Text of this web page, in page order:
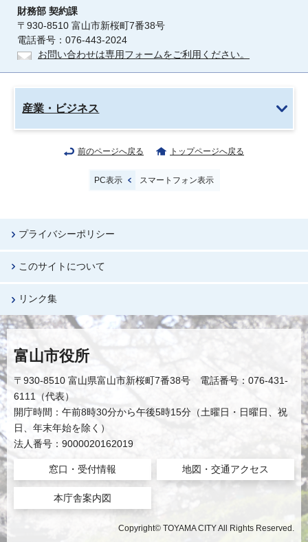
財務部 契約課
〒930-8510 富山市新桜町7番38号
電話番号：076-443-2024
お問い合わせは専用フォームをご利用ください。
産業・ビジネス
前のページへ戻る トップページへ戻る
PC表示 スマートフォン表示
プライバシーポリシー
このサイトについて
リンク集
富山市役所
〒930-8510 富山県富山市新桜町7番38号 電話番号：076-431-
6111（代表）
開庁時間：午前8時30分から午後5時15分（土曜日・日曜日、祝
日、年末年始を除く）
法人番号：9000020162019
窓口・受付情報 地図・交通アクセス
本庁舎案内図
Copyright© TOYAMA CITY All Rights Reserved.